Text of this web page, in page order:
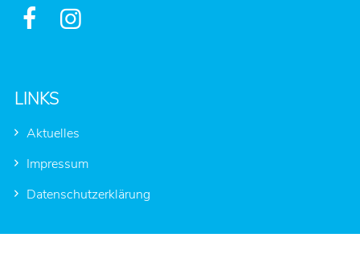
 
LINKS
Aktuelles
Impressum
Datenschutzerklärung